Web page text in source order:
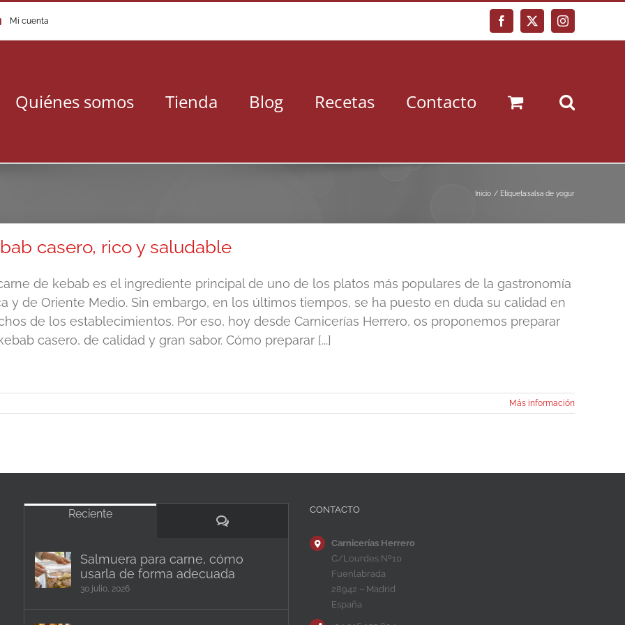
Mi cuenta Facebook
X Instagram
Quiénes somos Tienda Blog Recetas Contacto
Inicio Etiqueta:salsa de yogur
casero, rico y saludable
de kebab es el ingrediente principal de uno de los platos más populares de la gastronomía
y de Oriente Medio. Sin embargo, en los últimos tiempos, se ha puesto en duda su calidad en
de los establecimientos. Por eso, hoy desde Carnicerías Herrero, os proponemos preparar
casero, de calidad y gran sabor. Cómo preparar [...]
Más información
Reciente
Comentarios
Salmuera para carne, cómo
usarla de forma adecuada
30 julio, 2026
CONTACTO
Carnicerías Herrero
C/Lourdes Nº10
Fuenlabrada
28942 – Madrid
España